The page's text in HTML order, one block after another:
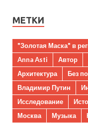
МЕТКИ
"Золотая Маска" в
Anna Asti
Автор
Архитектура
Без
Владимир Путин
Исследование
Москва
Музыка